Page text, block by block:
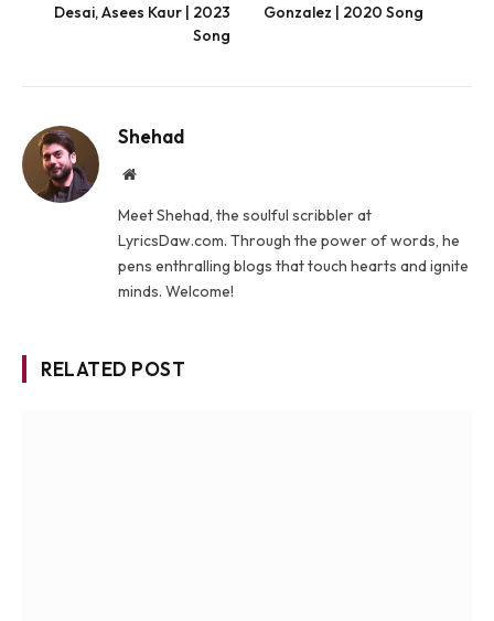
Desai, Asees Kaur | 2023
Song
Gonzalez | 2020 Song
Shehad
Website
Meet Shehad, the soulful scribbler at
LyricsDaw.com. Through the power of words, he
pens enthralling blogs that touch hearts and ignite
minds. Welcome!
RELATED POST